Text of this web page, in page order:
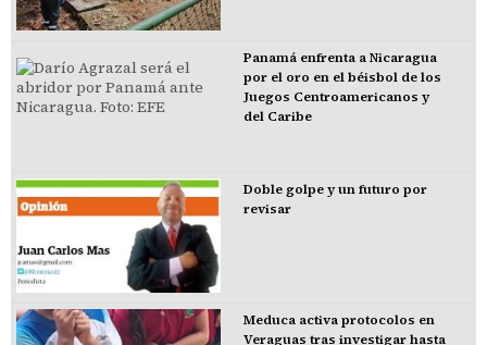
Panamá enfrenta a Nicaragua
por el oro en el béisbol de los
Juegos Centroamericanos y
del Caribe
Doble golpe y un futuro por
revisar
Meduca activa protocolos en
Veraguas tras investigar hasta